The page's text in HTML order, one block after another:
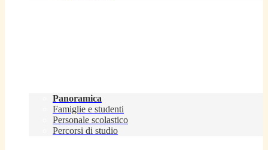
Panoramica
Famiglie e studenti
Personale scolastico
Percorsi di studio